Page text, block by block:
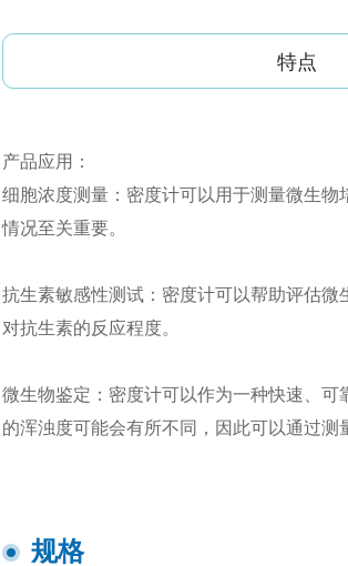
特点
产品应用：
细胞浓度测量：密度计可以用于测量微生
情况至关重要。
抗生素敏感性测试：密度计可以帮助评估
对抗生素的反应程度。
微生物鉴定：密度计可以作为一种快速、
的浑浊度可能会有所不同，因此可以通过测
规格